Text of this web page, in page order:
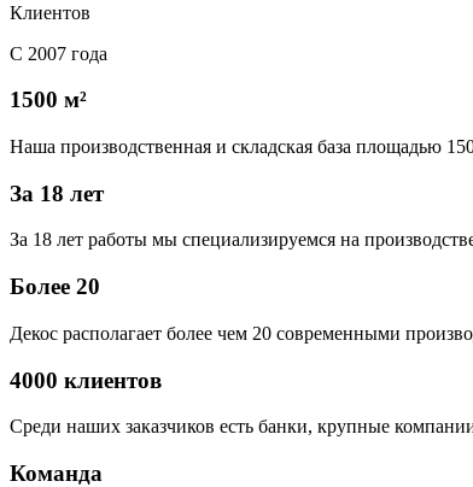
Клиентов
С 2007 года
1500 м²
Наша производственная и складская база площадью
За 18 лет
За 18 лет работы мы специализируемся на
Более 20
Декос располагает более чем 20 современными
4000 клиентов
Среди наших заказчиков есть банки, крупные
Команда